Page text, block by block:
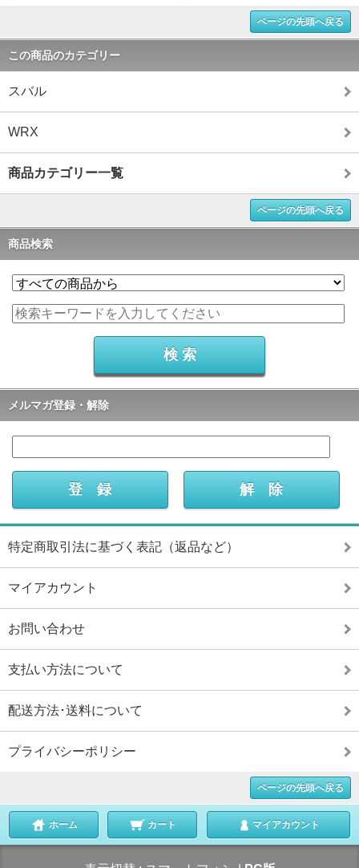
ページの先頭へ戻る
この商品のカテゴリー
スバル
WRX
商品カテゴリー一覧
ページの先頭へ戻る
商品検索
メルマガ登録・解除
特定商取引法に基づく表記（返品など）
マイアカウント
お問い合わせ
支払い方法について
配送方法･送料について
プライバシーポリシー
ページの先頭へ戻る
ホーム カート マイアカウント